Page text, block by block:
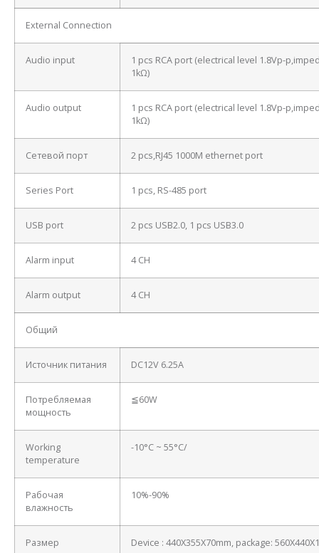
External Connection
Audio input
1 pcs RCA port (electrical level 1.8Vp-
1kΩ)
Audio output
1 pcs RCA port (electrical level 1.8Vp-
1kΩ)
Сетевой порт 2 pcs,RJ45 1000M ethernet port
Series Port 1 pcs, RS-485 port
USB port 2 pcs USB2.0, 1 pcs USB3.0
Alarm input 4 CH
Alarm output 4 CH
Общий
Источник питания DC12V 6.25A
Потребляемая
мощность
≦60W
Working
temperature
-10°C ~ 55°C/
Рабочая
влажность
10%-90%
Размер Device : 440X355X70mm, package: